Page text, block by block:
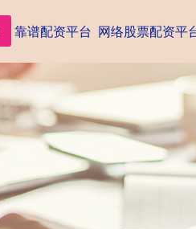
靠谱配资平台 网络股票配资平